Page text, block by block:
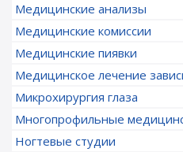
Медицинские анализы
Медицинские комиссии
Медицинские пиявки
Медицинское лечение
Микрохирургия глаза
Многопрофильные
Ногтевые студии